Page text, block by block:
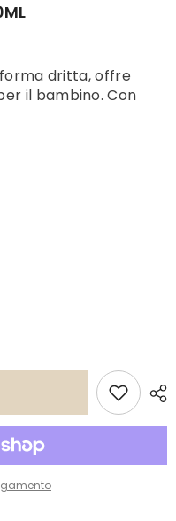
dritta, offre
il bambino. Con